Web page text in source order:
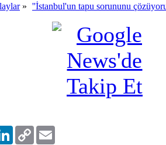
» ''İstanbul'un tapu sorununu
LinkedIn
Copy
Link